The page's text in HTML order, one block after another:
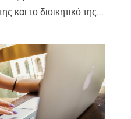
και το διοικητικό της...